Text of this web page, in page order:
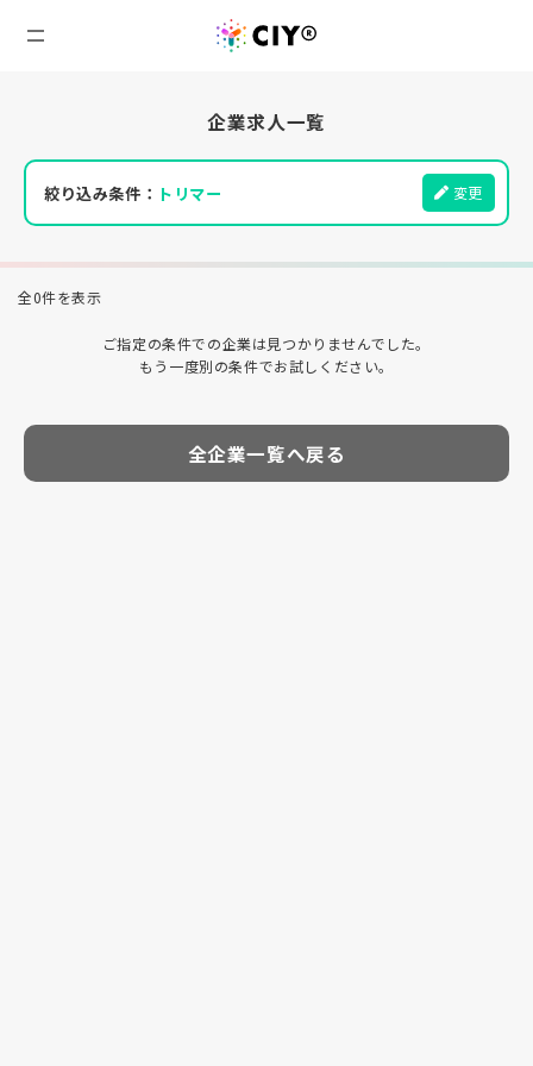
企業求人一覧
絞り込み条件： トリマー 変更
全0件を表示
ご指定の条件での企業は見つかりませんでした。
もう一度別の条件でお試しください。
全企業一覧へ戻る